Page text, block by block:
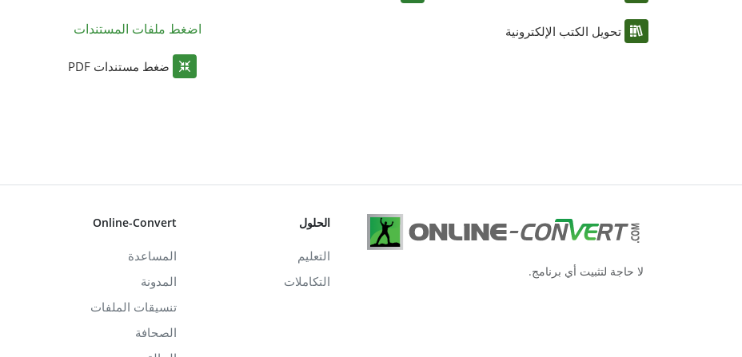
تحويل الكتب الإلكترونية اضغط ملفات المستندات
ضغط مستندات PDF
لا حاجة لتثبيت أي برنامج.
الحلول
التعليم
التكاملات
Online-Convert
المساعدة
المدونة
تنسيقات الملفات
الصحافة